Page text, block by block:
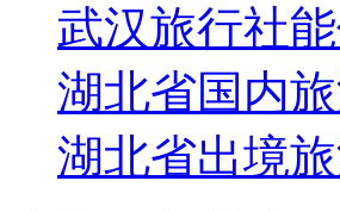
武汉旅行社
湖北省国内
湖北省出境